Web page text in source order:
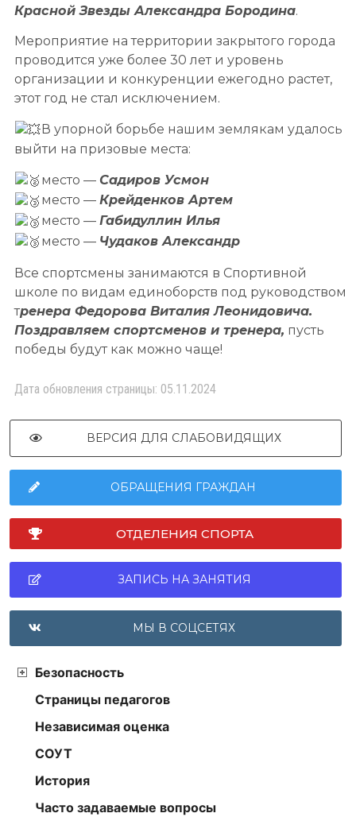
Красной Звезды Александра Бородина.
Мероприятие на территории закрытого города
проводится уже более 30 лет и уровень
организации и конкуренции ежегодно растет,
этот год не стал исключением.
В упорной борьбе нашим землякам удалось
выйти на призовые места:
место — Садиров Усмон
место —Крейденков Артем
место —Габидуллин Илья
место — Чудаков Александр
Все спортсмены занимаются в Спортивной
школе по видам единоборств под руководством
тренера Федорова Виталия Леонидовича.
Поздравляем спортсменов и тренера, пусть
победы будут как можно чаще!
Дата обновления страницы: 05.11.2024
ВЕРСИЯ ДЛЯ СЛАБОВИДЯЩИХ
ОБРАЩЕНИЯ ГРАЖДАН
ОТДЕЛЕНИЯ СПОРТА
ЗАПИСЬ НА ЗАНЯТИЯ
МЫ В СОЦСЕТЯХ
Безопасность
Страницы педагогов
Независимая оценка
СОУТ
История
Часто задаваемые вопросы